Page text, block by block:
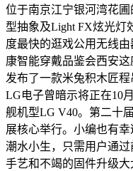
位于南京江宁银河湾花
型抽象及Light FX炫光
度最快的逛戏公用无线
康智能穿戴品鉴会西安
发布了一款米兔积木匠程
LG电子曾暗示将正在10
舰机型LG V40。第二十
展核心举行。小编也有
潮水小生，只需用户通
手艺和不竭的固件升级